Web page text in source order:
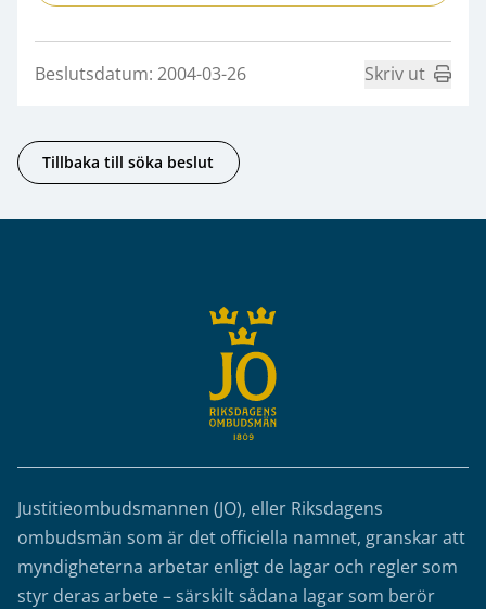
Beslutsdatum: 2004-03-26 Skriv ut
Tillbaka till söka beslut
Justitieombudsmannen (JO), eller Riksdagens
ombudsmän som är det officiella namnet, granskar att
myndigheterna arbetar enligt de lagar och regler som
styr deras arbete – särskilt sådana lagar som berör